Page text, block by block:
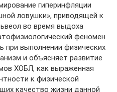
гиперинфляции
ловушки», приводящей к
во время выдоха
феномен
выполнении физических
и объясняет развитие
ХОБЛ, как выраженная
к физической
качество жизни данной